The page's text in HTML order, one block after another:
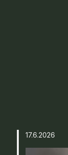
17.6.2026